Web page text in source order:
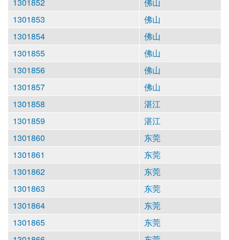
1301853
佛山
1301854
佛山
1301855
佛山
1301856
佛山
1301857
佛山
1301858
湛江
1301859
湛江
1301860
东莞
1301861
东莞
1301862
东莞
1301863
东莞
1301864
东莞
1301865
东莞